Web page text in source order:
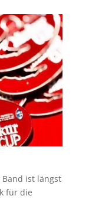
ist längst
für die